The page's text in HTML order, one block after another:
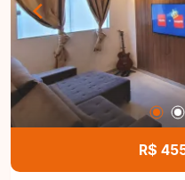
um espaço para
grande valorização.
sua visita!
R$